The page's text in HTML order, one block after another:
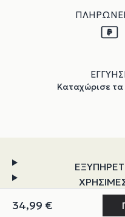
Καταχώρισε
Ο